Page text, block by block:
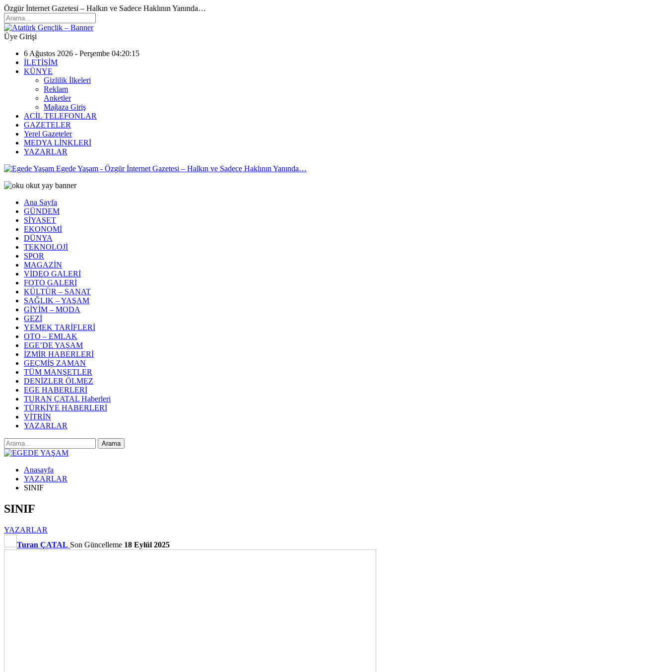
Özgür İnternet Gazetesi – Halkın ve Sadece Haklının Yanında…
Üye Girişi
6 Ağustos 2026 - Perşembe 04:20:15
İLETİŞİM
KÜNYE
Gizlilik İlkeleri
Reklam
Anketler
Mağaza Giriş
ACİL TELEFONLAR
GAZETELER
Yerel Gazeteler
MEDYA LİNKLERİ
YAZARLAR
Egede Yaşam - Özgür İnternet Gazetesi – Halkın ve Sadece Haklının Yanında…
Ana Sayfa
GÜNDEM
SİYASET
EKONOMİ
DÜNYA
TEKNOLOJİ
SPOR
MAGAZİN
VİDEO GALERİ
FOTO GALERİ
KÜLTÜR – SANAT
SAĞLIK – YAŞAM
GİYİM – MODA
GEZİ
YEMEK TARİFLERİ
OTO – EMLAK
EGE’DE YAŞAM
İZMİR HABERLERİ
GEÇMİŞ ZAMAN
TÜM MANŞETLER
DENİZLER ÖLMEZ
EGE HABERLERİ
TURAN ÇATAL Haberleri
TÜRKİYE HABERLERİ
VİTRİN
YAZARLAR
Anasayfa
YAZARLAR
SINIF
SINIF
YAZARLAR
Turan ÇATAL Son Güncelleme 18 Eylül 2025